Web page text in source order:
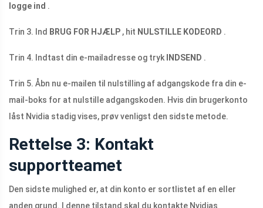
logge ind .
Trin 3. Ind BRUG FOR HJÆLP , hit NULSTILLE KODEORD .
Trin 4. Indtast din e-mailadresse og tryk INDSEND .
Trin 5. Åbn nu e-mailen til nulstilling af adgangskode fra din e-
mail-boks for at nulstille adgangskoden. Hvis din brugerkonto
låst Nvidia stadig vises, prøv venligst den sidste metode.
Rettelse 3: Kontakt
supportteamet
Den sidste mulighed er, at din konto er sortlistet af en eller
anden grund. I denne tilstand skal du kontakte Nvidias